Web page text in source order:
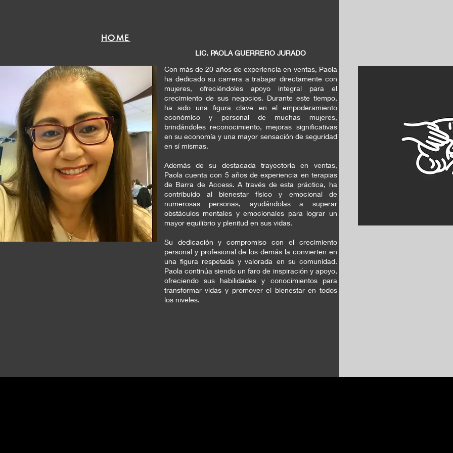
HOME
LIC. PAOLA GUERRERO JURADO
Con más de 20 años de experiencia en ventas, Paola
ha dedicado su carrera a trabajar directamente con
mujeres, ofreciéndoles apoyo integral para el
crecimiento de sus negocios. Durante este tiempo,
ha sido una figura clave en el empoderamiento
económico y personal de muchas mujeres,
brindándoles reconocimiento, mejoras significativas
en su economía y una mayor sensación de seguridad
en sí mismas.
Además de su destacada trayectoria en ventas,
Paola cuenta con 5 años de experiencia en terapias
de Barra de Access. A través de esta práctica, ha
contribuido al bienestar físico y emocional de
numerosas personas, ayudándolas a superar
obstáculos mentales y emocionales para lograr un
mayor equilibrio y plenitud en sus vidas.
Su dedicación y compromiso con el crecimiento
personal y profesional de los demás la convierten en
una figura respetada y valorada en su comunidad.
Paola continúa siendo un faro de inspiración y apoyo,
ofreciendo sus habilidades y conocimientos para
transformar vidas y promover el bienestar en todos
los niveles.